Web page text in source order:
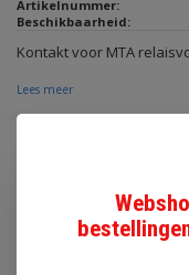
Artikelnummer:
Beschikbaarheid:
Kontakt voor MTA
Lees meer